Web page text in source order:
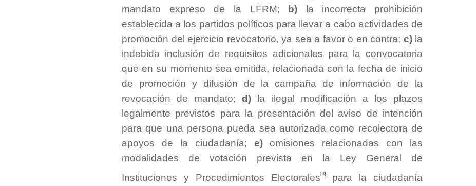
mandato expreso de la LFRM;
b)
la incorrecta prohibición
establecida a los partidos políticos para llevar a cabo actividades de
promoción del ejercicio revocatorio, ya sea a favor o en contra; c) la
indebida inclusión de requisitos adicionales para la convocatoria
que en su momento sea emitida, relacionada con la fecha de inicio
de promoción y difusión de la campaña de información de la
revocación de mandato;d)
la ilegal modificación a los plazos
legalmente previstos para la presentación del aviso de intención
para que una persona pueda sea autorizada como recolectora de
apoyos de la ciudadanía; e)omisiones relacionadas con las
modalidades de votación prevista en la Ley General de
Instituciones y Procedimientos Electorales [3]
para la ciudadanía